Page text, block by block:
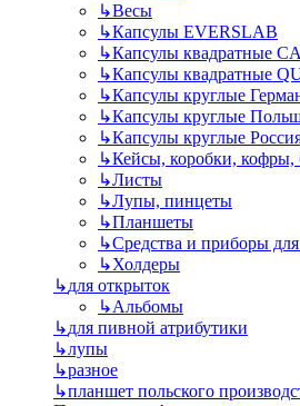
↳Весы
↳Капсулы EVERSLAB
↳Капсулы квадратные
↳Капсулы квадратные
↳Капсулы круглые
↳Капсулы круглые
↳Капсулы круглые
↳Кейсы, коробки, кофры,
↳Листы
↳Лупы, пинцеты
↳Планшеты
↳Средства и приборы
↳Холдеры
↳для открыток
↳Альбомы
↳для пивной атрибутики
↳лупы
↳разное
↳планшет польского